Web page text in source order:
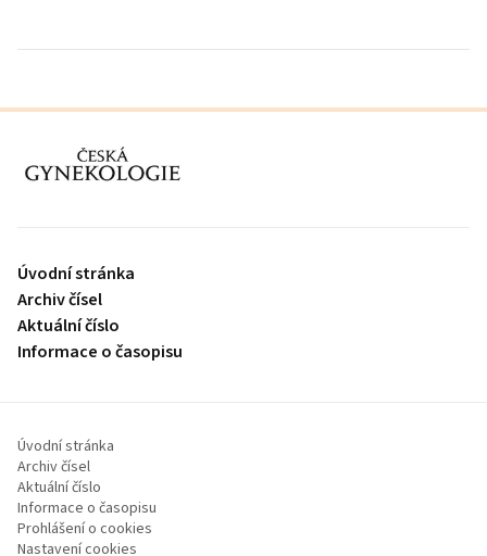
proLékaře.cz
Úvodní stránka
Archiv čísel
Aktuální číslo
Informace o časopisu
Úvodní stránka
Archiv čísel
Aktuální číslo
Informace o časopisu
Prohlášení o cookies
Nastavení cookies